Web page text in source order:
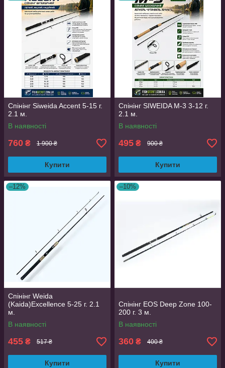
Спінінг Siweida Accent 5-15 г.
2.1 м.
В наявності
760 ₴ 1 900 ₴
Купити
Спінінг SIWEIDA M-3 3-12 г.
2.1 м.
В наявності
495 ₴ 900 ₴
Купити
–12%
Спінінг Weida
(Kaida)Excellence 5-25 г. 2.1
м.
В наявності
455 ₴ 517 ₴
Купити
–10%
Спінінг EOS Deep Zone 100-
200 г. 3 м.
В наявності
360 ₴ 400 ₴
Купити